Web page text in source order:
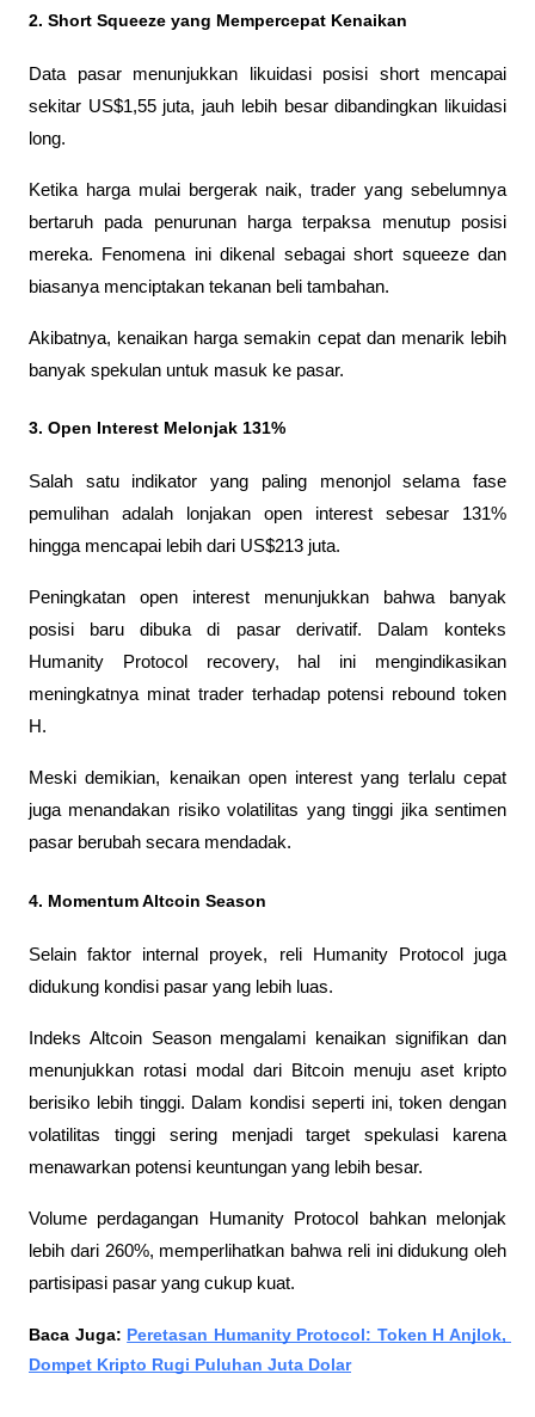
2. Short Squeeze yang Mempercepat Kenaikan
Data pasar menunjukkan likuidasi posisi short mencapai
sekitar US$1,55 juta, jauh lebih besar dibandingkan likuidasi
long.
Ketika harga mulai bergerak naik, trader yang sebelumnya
bertaruh pada penurunan harga terpaksa menutup posisi
mereka. Fenomena ini dikenal sebagai short squeeze dan
biasanya menciptakan tekanan beli tambahan.
Akibatnya, kenaikan harga semakin cepat dan menarik lebih
banyak spekulan untuk masuk ke pasar.
3. Open Interest Melonjak 131%
Salah satu indikator yang paling menonjol selama fase
pemulihan adalah lonjakan open interest sebesar 131%
hingga mencapai lebih dari US$213 juta.
Peningkatan open interest menunjukkan bahwa banyak
posisi baru dibuka di pasar derivatif. Dalam konteks
Humanity Protocol recovery, hal ini mengindikasikan
meningkatnya minat trader terhadap potensi rebound token
H.
Meski demikian, kenaikan open interest yang terlalu cepat
juga menandakan risiko volatilitas yang tinggi jika sentimen
pasar berubah secara mendadak.
4. Momentum Altcoin Season
Selain faktor internal proyek, reli Humanity Protocol juga
didukung kondisi pasar yang lebih luas.
Indeks Altcoin Season mengalami kenaikan signifikan dan
menunjukkan rotasi modal dari Bitcoin menuju aset kripto
berisiko lebih tinggi. Dalam kondisi seperti ini, token dengan
volatilitas tinggi sering menjadi target spekulasi karena
menawarkan potensi keuntungan yang lebih besar.
Volume perdagangan Humanity Protocol bahkan melonjak
lebih dari 260%, memperlihatkan bahwa reli ini didukung oleh
partisipasi pasar yang cukup kuat.
Baca Juga: Peretasan Humanity Protocol: Token H Anjlok,
Dompet Kripto Rugi Puluhan Juta Dolar